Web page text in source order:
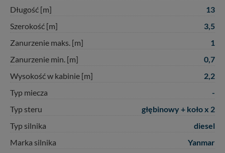
Długość [m]
13
Szerokość [m]
3,5
Zanurzenie maks. [m]
1
Zanurzenie min. [m]
0,7
Wysokość w kabinie [m]
2,2
Typ miecza
-
Typ steru
głębinowy + koło x 2
Typ silnika
diesel
Marka silnika
Yanmar